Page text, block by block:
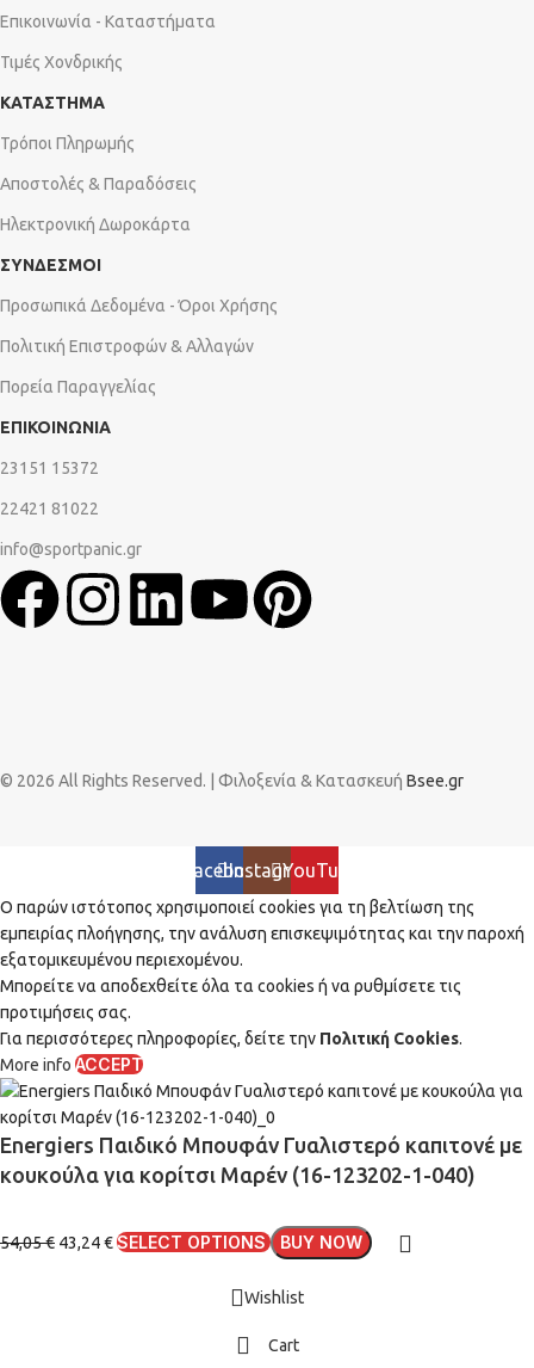
Επικοινωνία - Καταστήματα
Τιμές Χονδρικής
ΚΑΤΑΣΤΗΜΑ
Τρόποι Πληρωμής
Αποστολές & Παραδόσεις
Ηλεκτρονική Δωροκάρτα
ΣΥΝΔΕΣΜΟΙ
Προσωπικά Δεδομένα - Όροι Χρήσης
Πολιτική Επιστροφών & Αλλαγών
Πορεία Παραγγελίας
ΕΠΙΚΟΙΝΩΝΙΑ
23151 15372
22421 81022
info@sportpanic.gr
© 2026 All Rights Reserved. | Φιλοξενία & Κατασκευή Bsee.gr
FacebookInstagramYouTube
Ο παρών ιστότοπος χρησιμοποιεί cookies για τη βελτίωση της
εμπειρίας πλοήγησης, την ανάλυση επισκεψιμότητας και την παροχή
εξατομικευμένου περιεχομένου.
Μπορείτε να αποδεχθείτε όλα τα cookies ή να ρυθμίσετε τις
προτιμήσεις σας.
Για περισσότερες πληροφορίες, δείτε την Πολιτική Cookies.
More info ACCEPT
Energiers Παιδικό Μπουφάν Γυαλιστερό καπιτονέ με
κουκούλα για κορίτσι Μαρέν (16-123202-1-040)
54,05€ 43,24€SELECT OPTIONS BUY NOW
Wishlist
Cart